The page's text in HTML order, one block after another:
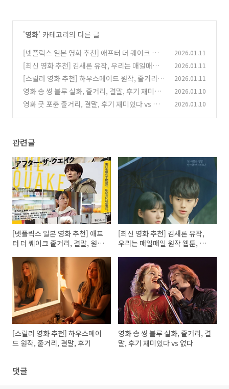
'영화' 카테고리의 다른 글
[넷플릭스 일본 영화 추천] 애프터 더 퀘이크 줄거
리, 결말, 원작, 후기/리뷰
(0)
2026.01.11
[최신 영화 추천] 김새론 유작, 우리는 매일매일
원작 웹툰, 줄거리, 결말 (0)
2026.01.11
[스릴러 영화 추천] 하우스메이드 원작, 줄거리,
결말, 후기
(0)
2026.01.11
영화 송 썽 블루 실화, 줄거리, 결말, 후기 재미있
다 vs 없다
(0)
2026.01.10
영화 굿 포츈 줄거리, 결말, 후기 재미있다 vs 없
2026.01.10
관련글
[넷플릭스 일본 영화 추천] 애프
터 더 퀘이크 줄거리, 결말, 원작,
[최신 영화 추천] 김새론 유작,
우리는 매일매일 원작 웹툰, 줄
[스릴러 영화 추천] 하우스메이
드 원작, 줄거리, 결말, 후기
영화 송 썽 블루 실화, 줄거리, 결
말, 후기 재미있다 vs 없다
댓글